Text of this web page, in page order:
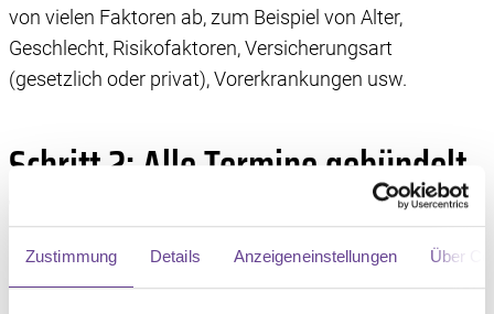
Zustimmung Details Anzeigeneinstellungen Über
von vielen Faktoren ab, zum Beispiel von Alter,
Geschlecht, Risikofaktoren, Versicherungsart
(gesetzlich oder privat), Vorerkrankungen usw.
Schritt 2: Alle Termine gebündelt
Dann geht es in die konkrete Terminvereinbarung. Falls
Sie die Untersuchungen in einem möglichst eng